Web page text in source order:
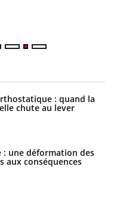
: quand la
chute au lever
: une déformation des
aux conséquences